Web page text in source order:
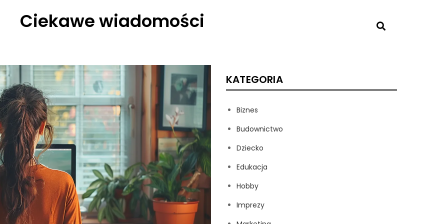
Ciekawe wiadomości
KATEGORIA
Biznes
Budownictwo
Dziecko
Edukacja
Hobby
Imprezy